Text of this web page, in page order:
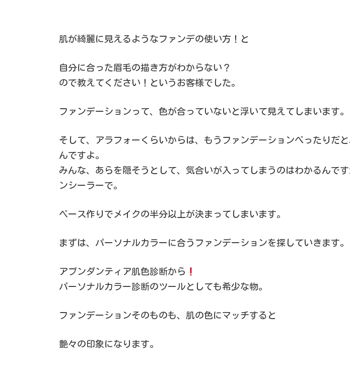
肌が綺麗に見えるようなファンデの使い方！と
自分に合った眉毛の描き方がわからない？
ので教えてください！というお客様でした。
ファンデーションって、色が合っていないと浮いて見えてしまいます。
そして、アラフォーくらいからは、もうファンデーションべったりだ
んですよ。
みんな、あらを隠そうとして、気合いが入ってしまうのはわかるんで
ンシーラーで。
ベース作りでメイクの半分以上が決まってしまいます。
まずは、パーソナルカラーに合うファンデーションを探していきます。
アブンダンティア肌色診断から
パーソナルカラー診断のツールとしても希少な物。
ファンデーションそのものも、肌の色にマッチすると
艶々の印象になります。